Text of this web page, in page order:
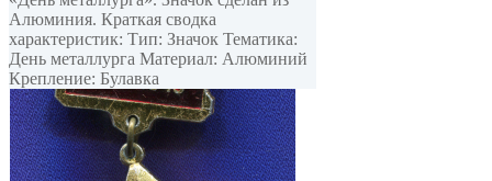
Алюминия. Краткая сводка
характеристик: Тип: Значок Тематика:
День металлурга Материал: Алюминий
Крепление: Булавка